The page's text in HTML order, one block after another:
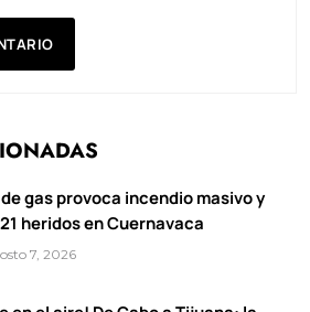
gas provoca incendio masivo y
heridos en Cuernavaca
7, 2026